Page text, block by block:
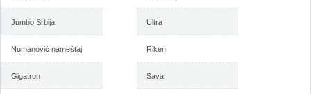
Jumbo Srbija
Numanović nameštaj
Gigatron
Ultra
Riken
Sava